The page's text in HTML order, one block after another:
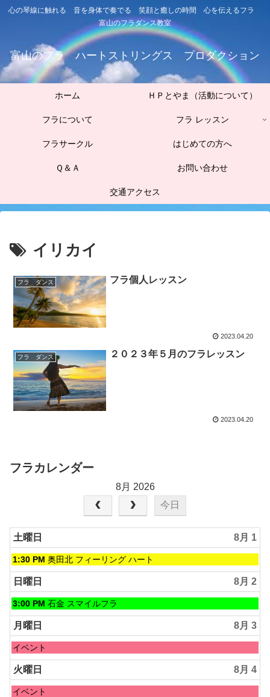
心の琴線に触れる 音を身体で奏でる 笑顔と癒しの時間 心を伝えるフラ
富山のフラダンス教室
富山のフラ ハートストリングス プロダクション
ホーム ＨＰとやま（活動について）
フラについて フラ レッスン
フラサークル はじめての方へ
Ｑ＆Ａ お問い合わせ
交通アクセス
イリカイ
フラ ダンス フラ個人レッスン
2023.04.20
フラ ダンス ２０２３年５月のフラレッスン
2023.04.20
フラカレンダー
8月 2026
今日
土曜日 8月 1
土
曜
日,
8
月
1st
2026
1:30 PM 奥田北 フィーリング ハート
日曜日 8月 2
日
曜
日,
8
月
2nd
2026
3:00 PM 石金 スマイルフラ
月曜日 8月 3
月
曜
日,
8
月
イベント
火曜日 8月 4
火
イベント